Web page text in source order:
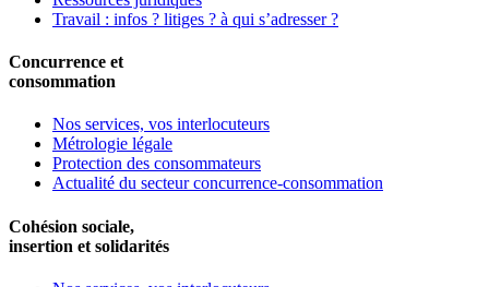
Travail : infos ? litiges ? à qui s’adresser ?
Concurrence et
consommation
Nos services, vos interlocuteurs
Métrologie légale
Protection des consommateurs
Actualité du secteur concurrence-consommation
Cohésion sociale,
insertion et solidarités